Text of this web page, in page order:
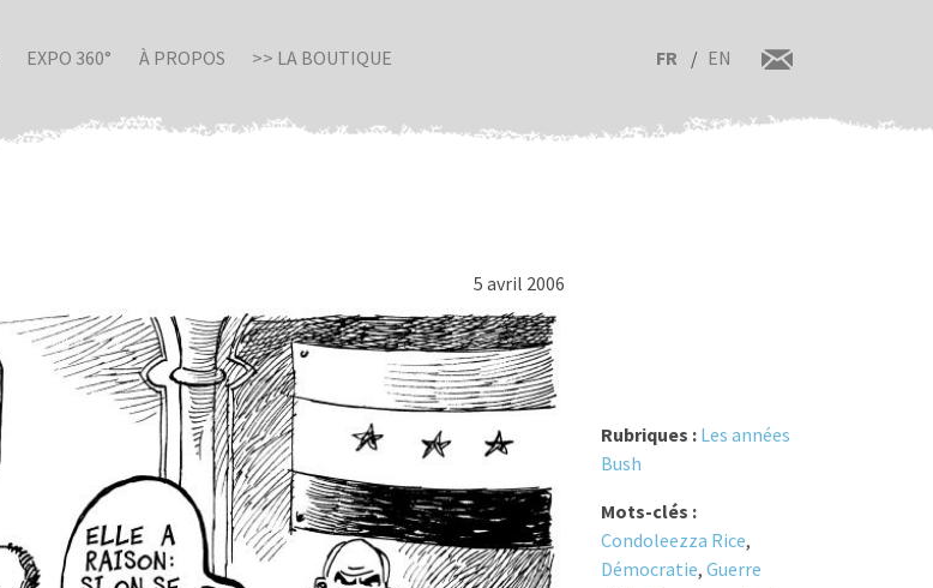
EXPO 360° À PROPOS >> LA BOUTIQUE FR EN
5 avril 2006
Rubriques : Les années
Bush
Mots-clés :
Condoleezza Rice,
Démocratie, Guerre